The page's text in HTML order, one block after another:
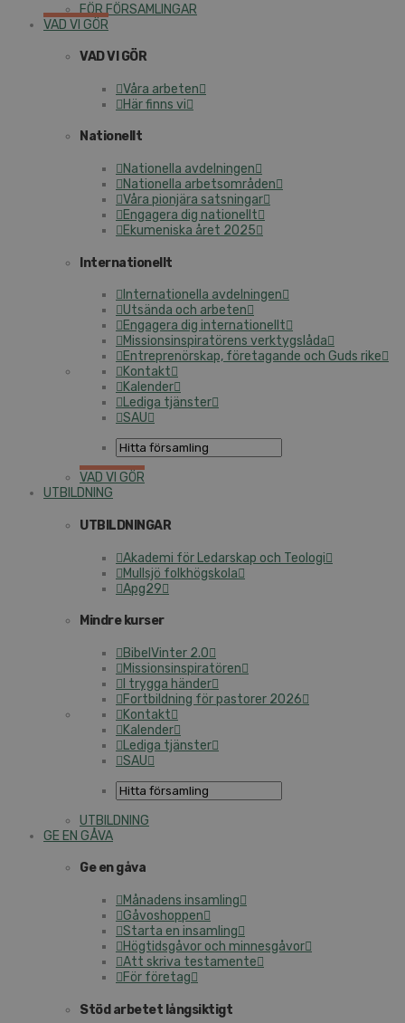
FÖR FÖRSAMLINGAR
VAD VI GÖR
VAD VI GÖR
Våra arbeten
Här finns vi
Nationellt
Nationella avdelningen
Nationella arbetsområden
Våra pionjära satsningar
Engagera dig nationellt
Ekumeniska året 2025
Internationellt
Internationella avdelningen
Utsända och arbeten
Engagera dig internationellt
Missionsinspiratörens verktygslåda
Entreprenörskap, företagande och Guds rike
Kontakt
Kalender
Lediga tjänster
SAU
VAD VI GÖR
UTBILDNING
UTBILDNINGAR
Akademi för Ledarskap och Teologi
Mullsjö folkhögskola
Apg29
Mindre kurser
BibelVinter 2.0
Missionsinspiratören
I trygga händer
Fortbildning för pastorer 2026
Kontakt
Kalender
Lediga tjänster
SAU
UTBILDNING
GE EN GÅVA
Ge en gåva
Månadens insamling
Gåvoshoppen
Starta en insamling
Högtidsgåvor och minnesgåvor
Att skriva testamente
För företag
Stöd arbetet långsiktigt